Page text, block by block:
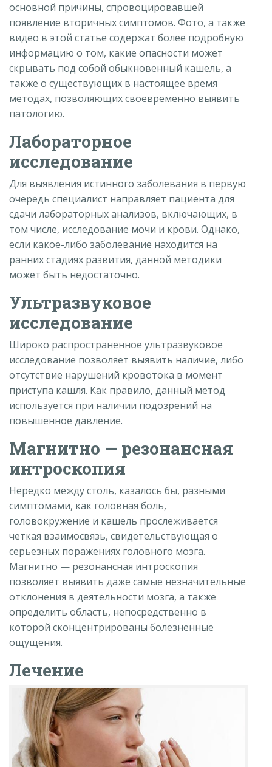
основной причины, спровоцировавшей
появление вторичных симптомов. Фото, а также
видео в этой статье содержат более подробную
информацию о том, какие опасности может
скрывать под собой обыкновенный кашель, а
также о существующих в настоящее время
методах, позволяющих своевременно выявить
патологию.
Лабораторное
исследование
Для выявления истинного заболевания в первую
очередь специалист направляет пациента для
сдачи лабораторных анализов, включающих, в
том числе, исследование мочи и крови. Однако,
если какое-либо заболевание находится на
ранних стадиях развития, данной методики
может быть недостаточно.
Ультразвуковое
исследование
Широко распространенное ультразвуковое
исследование позволяет выявить наличие, либо
отсутствие нарушений кровотока в момент
приступа кашля. Как правило, данный метод
используется при наличии подозрений на
повышенное давление.
Магнитно — резонансная
интроскопия
Нередко между столь, казалось бы, разными
симптомами, как головная боль,
головокружение и кашель прослеживается
четкая взаимосвязь, свидетельствующая о
серьезных поражениях головного мозга.
Магнитно — резонансная интроскопия
позволяет выявить даже самые незначительные
отклонения в деятельности мозга, а также
определить область, непосредственно в
которой сконцентрированы болезненные
ощущения.
Лечение